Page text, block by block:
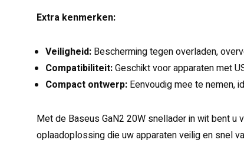
Extra kenmerken:
Veiligheid: Bescherming tegen overladen,
Compatibiliteit:Geschikt voor apparaten met
Compact ontwerp: Eenvoudig mee te nemen,
Met de Baseus GaN2 20W snellader in wit bent u
oplaadoplossing die uw apparaten veilig en snel